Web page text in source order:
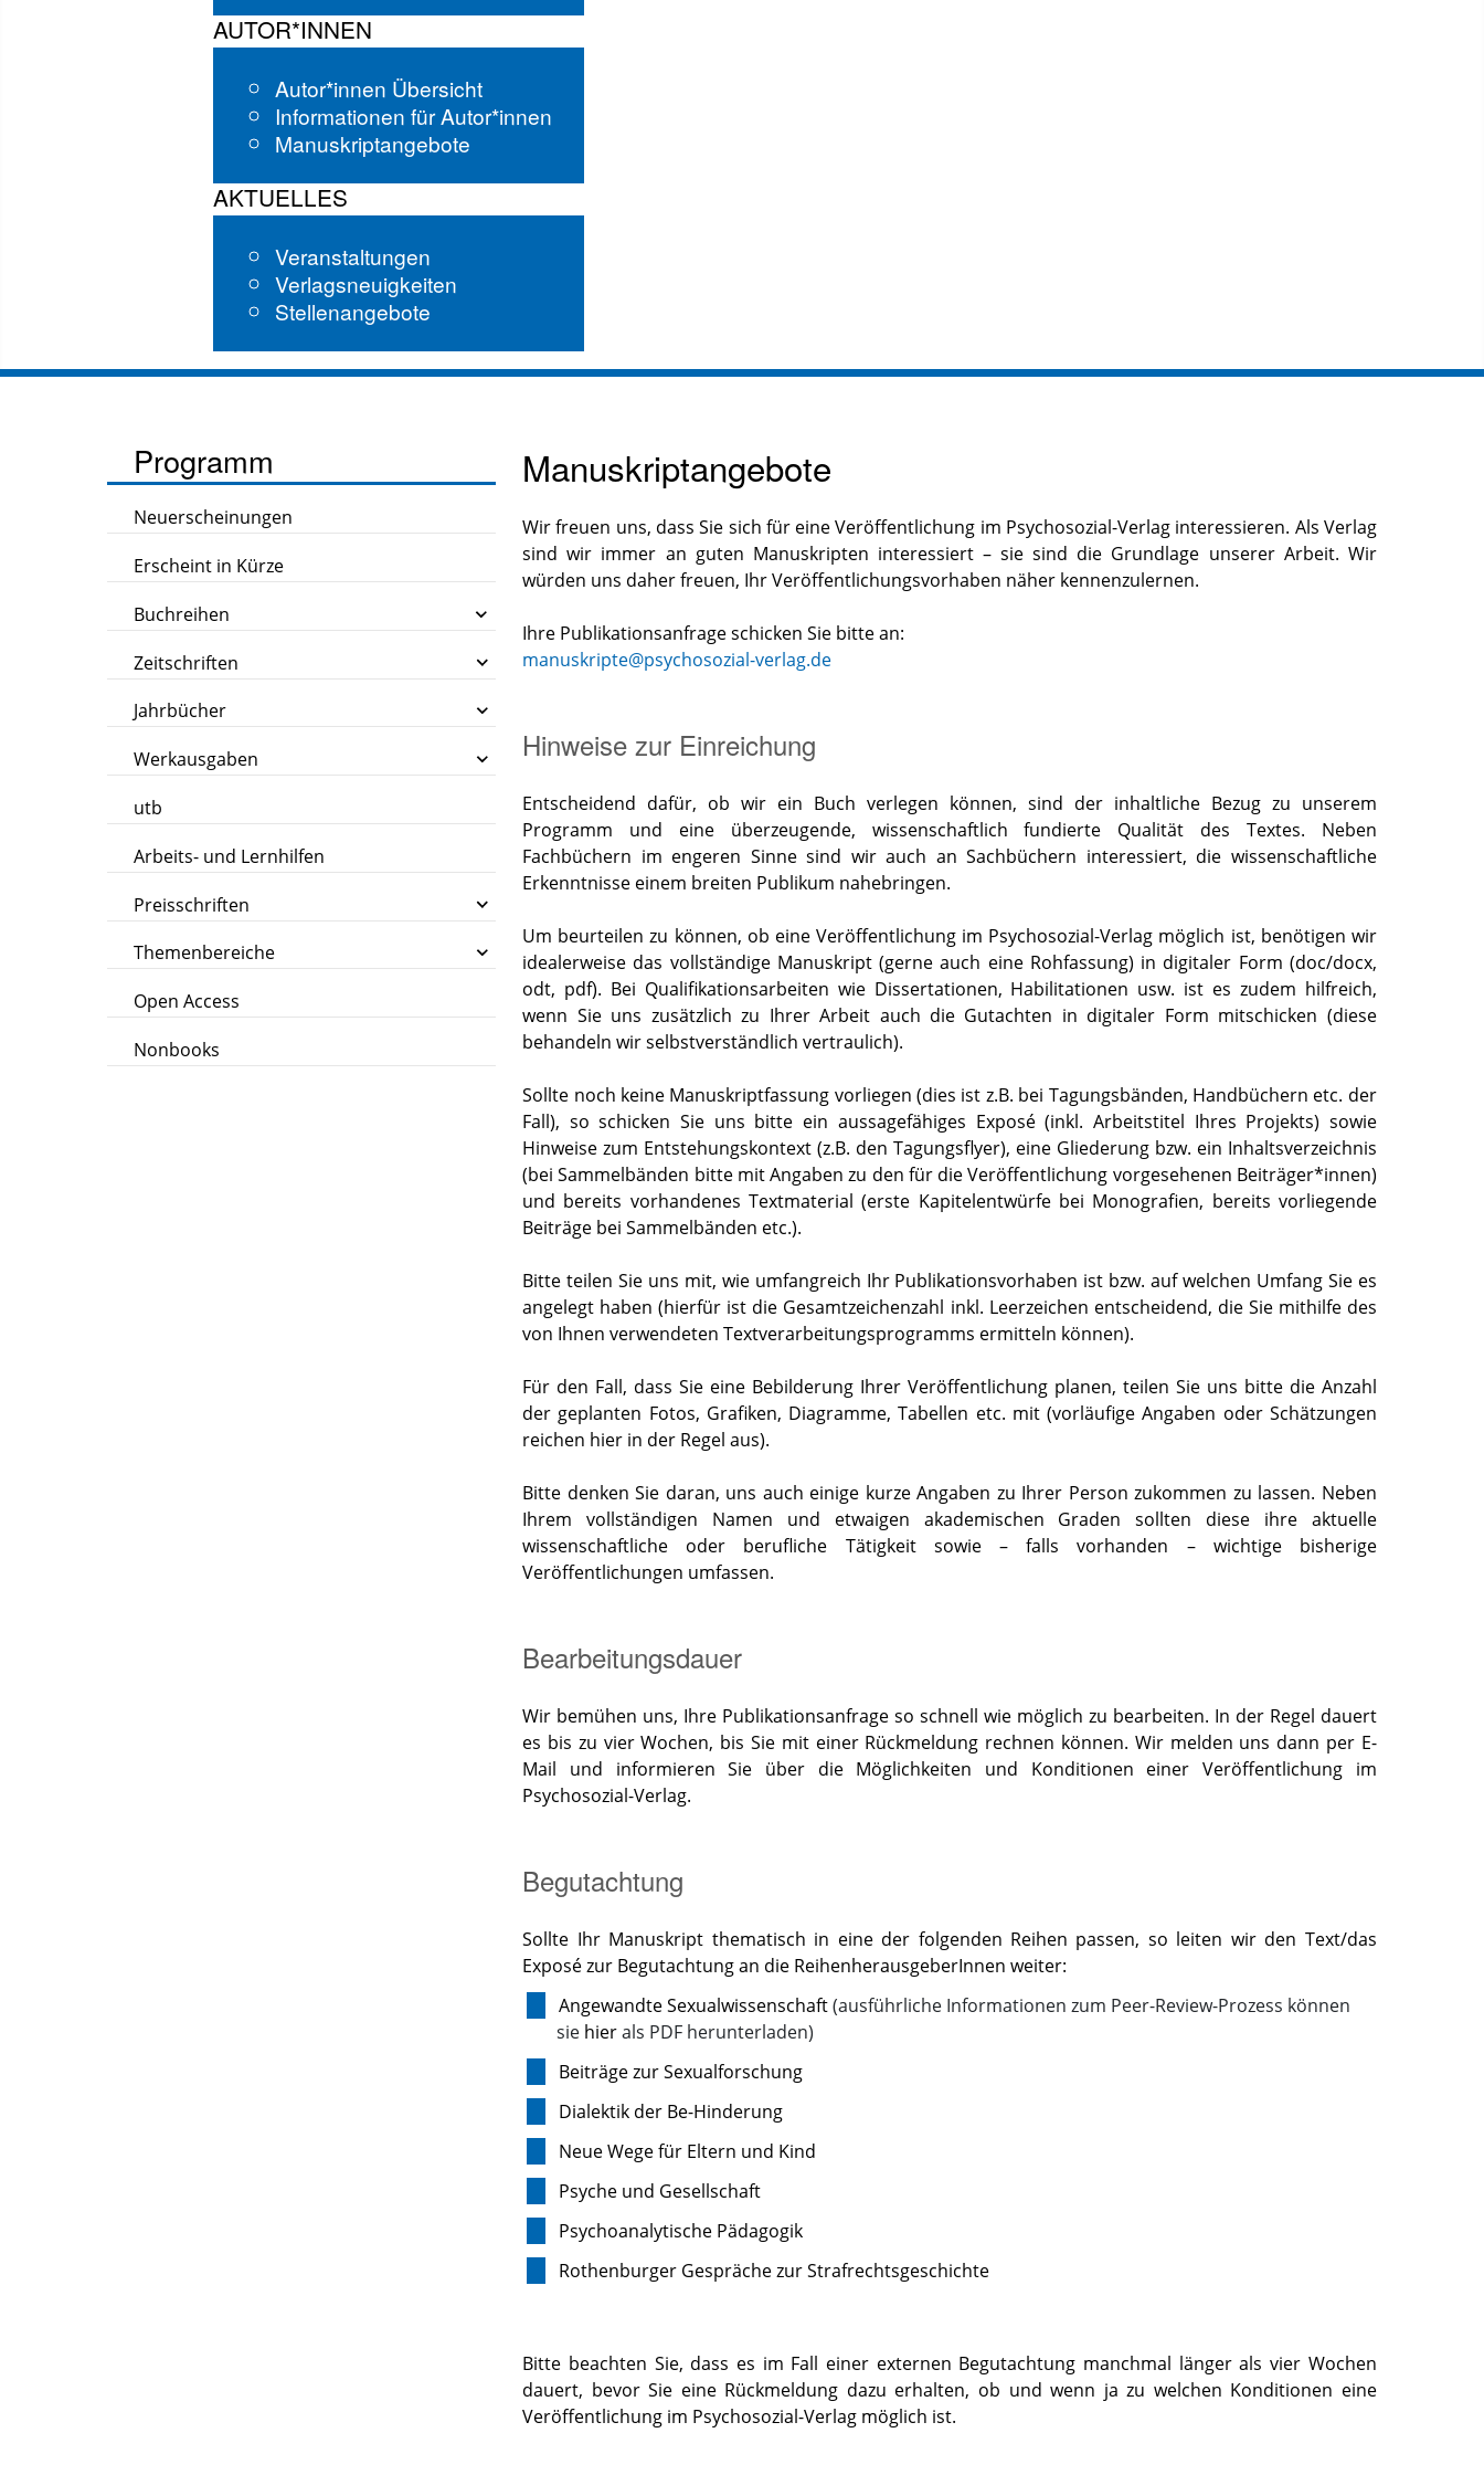
AUTOR*INNEN
Autor*innen Übersicht
Informationen für Autor*innen
Manuskriptangebote
AKTUELLES
Veranstaltungen
Verlagsneuigkeiten
Stellenangebote
Programm
Neuerscheinungen
Erscheint in Kürze
Buchreihen
Zeitschriften
Jahrbücher
Werkausgaben
utb
Arbeits- und Lernhilfen
Preisschriften
Themenbereiche
Open Access
Nonbooks
Manuskriptangebote
Wir freuen uns, dass Sie sich für eine Veröffentlichung im Psychosozial-Verlag interessieren. Als Verlag
sind wir immer an guten Manuskripten interessiert – sie sind die Grundlage unserer Arbeit. Wir
würden uns daher freuen, Ihr Veröffentlichungsvorhaben näher kennenzulernen.
Ihre Publikationsanfrage schicken Sie bitte an:
manuskripte@psychosozial-verlag.de
Hinweise zur Einreichung
Entscheidend dafür, ob wir ein Buch verlegen können, sind der inhaltliche Bezug zu unserem
Programm und eine überzeugende, wissenschaftlich fundierte Qualität des Textes. Neben
Fachbüchern im engeren Sinne sind wir auch an Sachbüchern interessiert, die wissenschaftliche
Erkenntnisse einem breiten Publikum nahebringen.
Um beurteilen zu können, ob eine Veröffentlichung im Psychosozial-Verlag möglich ist, benötigen wir
idealerweise das vollständige Manuskript (gerne auch eine Rohfassung) in digitaler Form (doc/docx,
odt, pdf). Bei Qualifikationsarbeiten wie Dissertationen, Habilitationen usw. ist es zudem hilfreich,
wenn Sie uns zusätzlich zu Ihrer Arbeit auch die Gutachten in digitaler Form mitschicken (diese
behandeln wir selbstverständlich vertraulich).
Sollte noch keine Manuskriptfassung vorliegen (dies ist z.B. bei Tagungsbänden, Handbüchern etc. der
Fall), so schicken Sie uns bitte ein aussagefähiges Exposé (inkl. Arbeitstitel Ihres Projekts) sowie
Hinweise zum Entstehungskontext (z.B. den Tagungsflyer), eine Gliederung bzw. ein Inhaltsverzeichnis
(bei Sammelbänden bitte mit Angaben zu den für die Veröffentlichung vorgesehenen Beiträger*innen)
und bereits vorhandenes Textmaterial (erste Kapitelentwürfe bei Monografien, bereits vorliegende
Beiträge bei Sammelbänden etc.).
Bitte teilen Sie uns mit, wie umfangreich Ihr Publikationsvorhaben ist bzw. auf welchen Umfang Sie es
angelegt haben (hierfür ist die Gesamtzeichenzahl inkl. Leerzeichen entscheidend, die Sie mithilfe des
von Ihnen verwendeten Textverarbeitungsprogramms ermitteln können).
Für den Fall, dass Sie eine Bebilderung Ihrer Veröffentlichung planen, teilen Sie uns bitte die Anzahl
der geplanten Fotos, Grafiken, Diagramme, Tabellen etc. mit (vorläufige Angaben oder Schätzungen
reichen hier in der Regel aus).
Bitte denken Sie daran, uns auch einige kurze Angaben zu Ihrer Person zukommen zu lassen. Neben
Ihrem vollständigen Namen und etwaigen akademischen Graden sollten diese ihre aktuelle
wissenschaftliche oder berufliche Tätigkeit sowie – falls vorhanden – wichtige bisherige
Veröffentlichungen umfassen.
Bearbeitungsdauer
Wir bemühen uns, Ihre Publikationsanfrage so schnell wie möglich zu bearbeiten. In der Regel dauert
es bis zu vier Wochen, bis Sie mit einer Rückmeldung rechnen können. Wir melden uns dann per E-
Mail und informieren Sie über die Möglichkeiten und Konditionen einer Veröffentlichung im
Psychosozial-Verlag.
Begutachtung
Sollte Ihr Manuskript thematisch in eine der folgenden Reihen passen, so leiten wir den Text/das
Exposé zur Begutachtung an die ReihenherausgeberInnen weiter:
Angewandte Sexualwissenschaft(ausführliche Informationen zum Peer-Review-Prozess können
sie hierals PDF herunterladen)
Beiträge zur Sexualforschung
Dialektik der Be-Hinderung
Neue Wege für Eltern und Kind
Psyche und Gesellschaft
Psychoanalytische Pädagogik
Rothenburger Gespräche zur Strafrechtsgeschichte
Bitte beachten Sie, dass es im Fall einer externen Begutachtung manchmal länger als vier Wochen
dauert, bevor Sie eine Rückmeldung dazu erhalten, ob und wenn ja zu welchen Konditionen eine
Veröffentlichung im Psychosozial-Verlag möglich ist.